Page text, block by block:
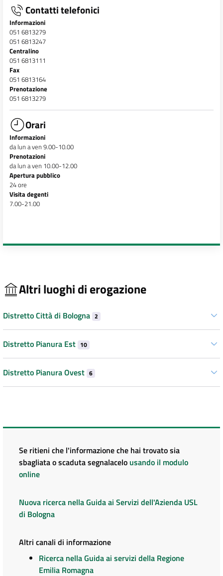
Contatti telefonici
Informazioni
051 6813279
051 6813247
Centralino
051 6813111
Fax
051 6813164
Prenotazione
051 6813279
Orari
Informazioni
da lun a ven 9.00-10.00
Prenotazioni
da lun a ven 10.00-12.00
Apertura pubblico
24 ore
Visita degenti
7.00-21.00
Altri luoghi di erogazione
Distretto Città di Bologna 2
Distretto Pianura Est 10
Distretto Pianura Ovest 6
Se ritieni che l'informazione che hai trovato sia
sbagliata o scaduta segnalacelo usando il modulo
online
Nuova ricerca nella Guida ai Servizi dell'Azienda USL
di Bologna
Altri canali di informazione
Ricerca nella Guida ai servizi della Regione
Emilia Romagna